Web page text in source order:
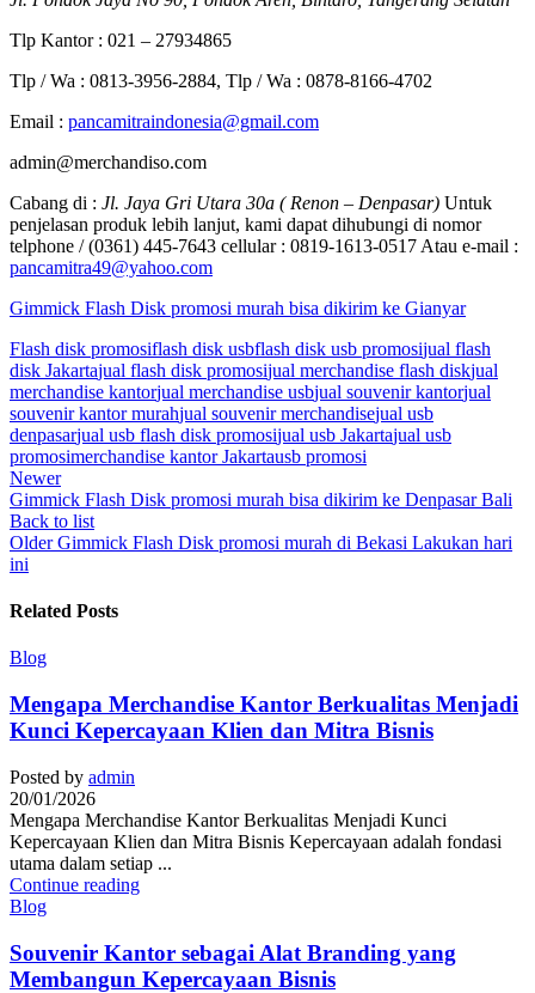
Tlp Kantor : 021 – 27934865
Tlp / Wa : 0813-3956-2884, Tlp / Wa : 0878-8166-4702
Email : pancamitraindonesia@gmail.com
admin@merchandiso.com
Cabang di : Jl. Jaya Gri Utara 30a ( Renon – Denpasar) Untuk
penjelasan produk lebih lanjut, kami dapat dihubungi di nomor
telphone / (0361) 445-7643 cellular : 0819-1613-0517 Atau e-mail :
pancamitra49@yahoo.com
Gimmick Flash Disk promosi murah bisa dikirim ke Gianyar
Flash disk promosiflash disk usbflash disk usb promosijual flash
disk Jakartajual flash disk promosijual merchandise flash diskjual
merchandise kantorjual merchandise usbjual souvenir kantorjual
souvenir kantor murahjual souvenir merchandisejual usb
denpasarjual usb flash disk promosijual usb Jakartajual usb
promosimerchandise kantor Jakartausb promosi
Newer
Gimmick Flash Disk promosi murah bisa dikirim ke Denpasar Bali
Back to list
Older Gimmick Flash Disk promosi murah di Bekasi Lakukan hari
ini
Related Posts
Blog
Mengapa Merchandise Kantor Berkualitas Menjadi
Kunci Kepercayaan Klien dan Mitra Bisnis
Posted by admin
20/01/2026
Mengapa Merchandise Kantor Berkualitas Menjadi Kunci
Kepercayaan Klien dan Mitra Bisnis Kepercayaan adalah fondasi
utama dalam setiap ...
Continue reading
Blog
Souvenir Kantor sebagai Alat Branding yang
Membangun Kepercayaan Bisnis